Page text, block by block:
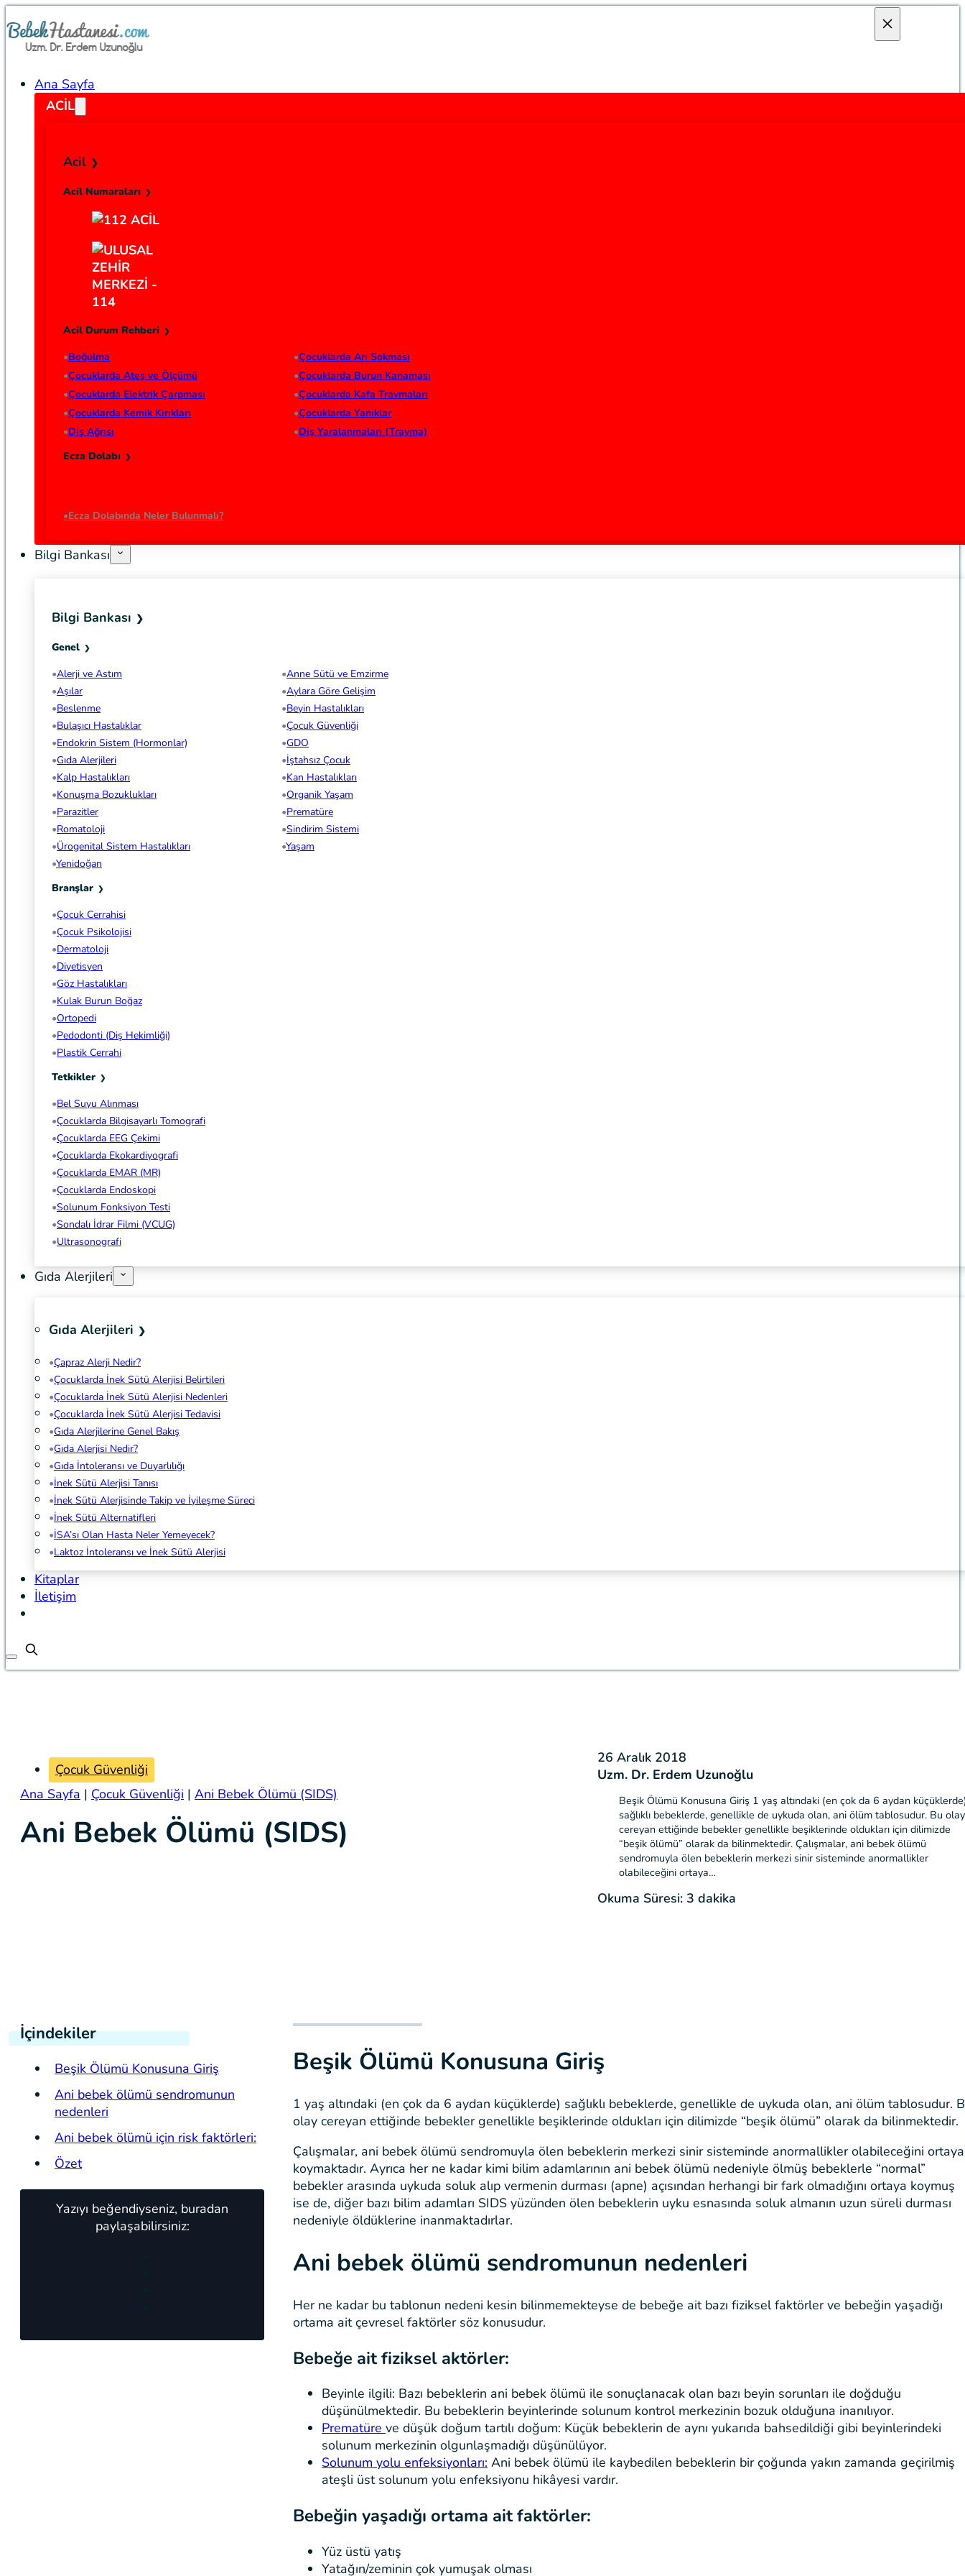
Ana Sayfa
ACIL
Acil
Acil Numaraları
Acil Durum Rehberi
Boğulma
Çocuklarda Arı Sokması
Çocuklarda Ateş ve Ölçümü
Çocuklarda Burun Kanaması
Çocuklarda Elektrik Çarpması
Çocuklarda Kafa Travmaları
Çocuklarda Kemik Kırıkları
Çocuklarda Yanıklar
Diş Ağrısı
Diş Yaralanmaları (Travma)
Ecza Dolabı
Ecza Dolabında Neler Bulunmalı?
Bilgi Bankası
Bilgi Bankası
Genel
Alerji ve Astım
Anne Sütü ve Emzirme
Aşılar
Aylara Göre Gelişim
Beslenme
Beyin Hastalıkları
Bulaşıcı Hastalıklar
Çocuk Güvenliği
Endokrin Sistem (Hormonlar)
GDO
Gıda Alerjileri
İştahsız Çocuk
Kalp Hastalıkları
Kan Hastalıkları
Konuşma Bozuklukları
Organik Yaşam
Parazitler
Prematüre
Romatoloji
Sindirim Sistemi
Ürogenital Sistem Hastalıkları
Yaşam
Yenidoğan
Branşlar
Çocuk Cerrahisi
Çocuk Psikolojisi
Dermatoloji
Diyetisyen
Göz Hastalıkları
Kulak Burun Boğaz
Ortopedi
Pedodonti (Diş Hekimliği)
Plastik Cerrahi
Tetkikler
Bel Suyu Alınması
Çocuklarda Bilgisayarlı Tomografi
Çocuklarda EEG Çekimi
Çocuklarda Ekokardiyografi
Çocuklarda EMAR (MR)
Çocuklarda Endoskopi
Solunum Fonksiyon Testi
Sondalı İdrar Filmi (VCUG)
Ultrasonografi
Gıda Alerjileri
Gıda Alerjileri
Çapraz Alerji Nedir?
Çocuklarda İnek Sütü Alerjisi Belirtileri
Çocuklarda İnek Sütü Alerjisi Nedenleri
Çocuklarda İnek Sütü Alerjisi Tedavisi
Gıda Alerjilerine Genel Bakış
Gıda Alerjisi Nedir?
Gıda İntoleransı ve Duyarlılığı
İnek Sütü Alerjisi Tanısı
İnek Sütü Alerjisinde Takip ve İyileşme Süreci
İnek Sütü Alternatifleri
İSA’sı Olan Hasta Neler Yemeyecek?
Laktoz İntoleransı ve İnek Sütü Alerjisi
Kitaplar
İletişim
Çocuk Güvenliği
Ana Sayfa | Çocuk Güvenliği | Ani Bebek Ölümü (SIDS)
Ani Bebek Ölümü (SIDS)
26 Aralık 2018
Uzm. Dr. Erdem Uzunoğlu
Beşik Ölümü Konusuna Giriş 1 yaş altındaki (en çok da 6 aydan
sağlıklı bebeklerde, genellikle de uykuda olan, ani ölüm tablosudur. Bu olay
cereyan ettiğinde bebekler genellikle beşiklerinde oldukları için dilimizde
“beşik ölümü” olarak da bilinmektedir. Çalışmalar, ani bebek ölümü
sendromuyla ölen bebeklerin merkezi sinir sisteminde anormallikler
olabileceğini ortaya…
Okuma Süresi: 3 dakika
İçindekiler
Beşik Ölümü Konusuna Giriş
Ani bebek ölümü sendromunun
nedenleri
Ani bebek ölümü için risk faktörleri:
Özet
Yazıyı beğendiyseniz, buradan
paylaşabilirsiniz:
Beşik Ölümü Konusuna Giriş
1 yaş altındaki (en çok da 6 aydan küçüklerde) sağlıklı bebeklerde, genellikle de uykuda olan, ani ölüm tablosudur.
olay cereyan ettiğinde bebekler genellikle beşiklerinde oldukları için dilimizde “beşik ölümü” olarak da bilinmektedir.
Çalışmalar, ani bebek ölümü sendromuyla ölen bebeklerin merkezi sinir sisteminde anormallikler olabileceğini ortaya
koymaktadır. Ayrıca her ne kadar kimi bilim adamlarının ani bebek ölümü nedeniyle ölmüş bebeklerle “normal”
bebekler arasında uykuda soluk alıp vermenin durması (apne) açısından herhangi bir fark olmadığını ortaya koymuş
ise de, diğer bazı bilim adamları SIDS yüzünden ölen bebeklerin uyku esnasında soluk almanın uzun süreli durması
nedeniyle öldüklerine inanmaktadırlar.
Ani bebek ölümü sendromunun nedenleri
Her ne kadar bu tablonun nedeni kesin bilinmemekteyse de bebeğe ait bazı fiziksel faktörler ve bebeğin yaşadığı
ortama ait çevresel faktörler söz konusudur.
Bebeğe ait fiziksel aktörler:
Beyinle ilgili: Bazı bebeklerin ani bebek ölümü ile sonuçlanacak olan bazı beyin sorunları ile doğduğu
düşünülmektedir. Bu bebeklerin beyinlerinde solunum kontrol merkezinin bozuk olduğuna inanılıyor.
Prematüre ve düşük doğum tartılı doğum: Küçük bebeklerin de aynı yukarıda bahsedildiği gibi beyinlerindeki
solunum merkezinin olgunlaşmadığı düşünülüyor.
Solunum yolu enfeksiyonları: Ani bebek ölümü ile kaybedilen bebeklerin bir çoğunda yakın zamanda geçirilmiş
ateşli üst solunum yolu enfeksiyonu hikâyesi vardır.
Bebeğin yaşadığı ortama ait faktörler:
Yüz üstü yatış
Yatağın/zeminin çok yumuşak olması